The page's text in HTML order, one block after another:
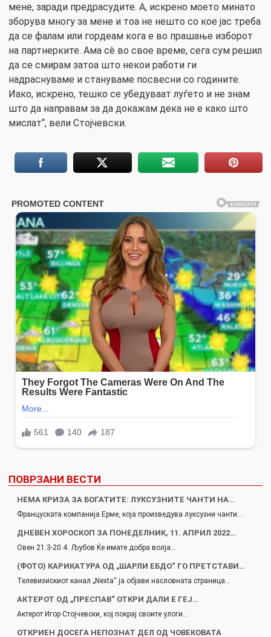
мене, заради предрасудите. А, искрено моето минато
зборува многу за мене и тоа не нешто со кое јас треба
да се фалам или гордеам кога е во прашање изборот
на партнерките. Ама сè во свое време, сега сум решил
да се смирам затоа што некои работи ги
надраснуваме и стануваме посвесни со годините.
Иако, искрено, тешко се убедуваат луѓето и не знам
што да направам за да докажам дека не е како што
мислат“, вели Стојчевски.
ПОВРЗАНИ ВЕСТИ
НЕМА КРИЗА ЗА БОГАТИТЕ: ЛУКСУЗНИТЕ ЧАНТИ НА…
Француската компанија Ерме, која произведува луксузни чанти…
ДНЕВЕН ХОРОСКОП ЗА ПОНЕДЕЛНИК, 11. АПРИЛ 2022…
Овен 21.3-20.4. Љубов Ќе имате добра волја…
(ФОТО) КАРИКАТУРА ОД „ШАРЛИ ЕБДО“ ГО ПРЕТСТАВИ…
Телевизискиот канал „Nexta“ ја објави насловната страница…
АКТЕРОТ ОД „ПРЕСПАВ“ ОТКРИ ДАЛИ Е ГЕЈ…
Актерот Игор Стојчевски, кој покрај своите улоги…
ОТКРИЕН ДОСЕГА НЕПОЗНАТ ДЕЛ ОД ЧОВЕКОВАТА